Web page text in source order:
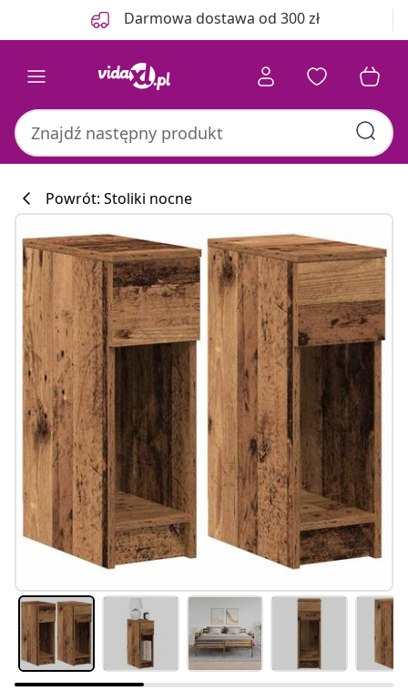
Darmowa dostawa od 300 zł
Powrót: Stoliki nocne